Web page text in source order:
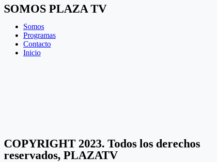
SOMOS PLAZA TV
Somos
Programas
Contacto
Inicio
COPYRIGHT 2023. Todos los derechos
reservados, PLAZATV